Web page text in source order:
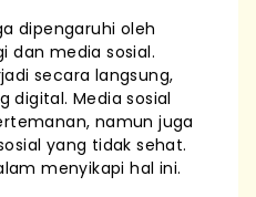
dipengaruhi oleh
dan media sosial.
secara langsung,
digital. Media sosial
namun juga
yang tidak sehat.
menyikapi hal ini.